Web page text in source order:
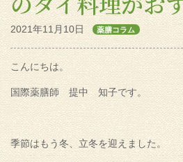
2021年11月10日 薬膳コラム
こんにちは。
国際薬膳師 提中 知子です。
季節はもう冬、立冬を迎えました。